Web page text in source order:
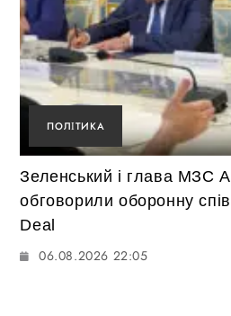
ПОЛІТИКА
Зеленський і глава МЗС
обговорили оборонну
Deal
06.08.2026 22:05